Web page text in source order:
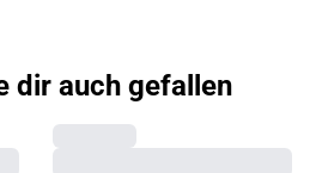
dir auch gefallen